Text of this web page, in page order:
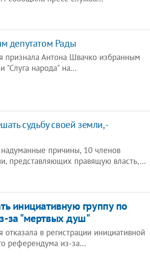
депутатом Рады
признала Антона Швачко избранным
"Слуга народа" на…
судьбу своей земли, -
причины, 10 членов
представляющих правящую власть,…
инициативную группу по
за "мертвых душ"
в регистрации инициативной
референдума из-за…